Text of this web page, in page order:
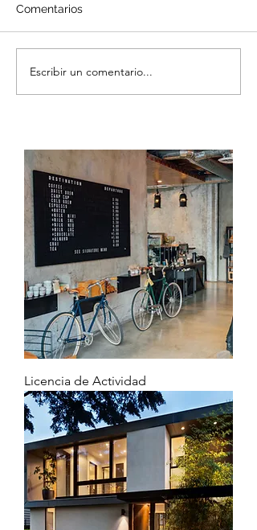
Comentarios
Escribir un comentario...
Licencia de Actividad